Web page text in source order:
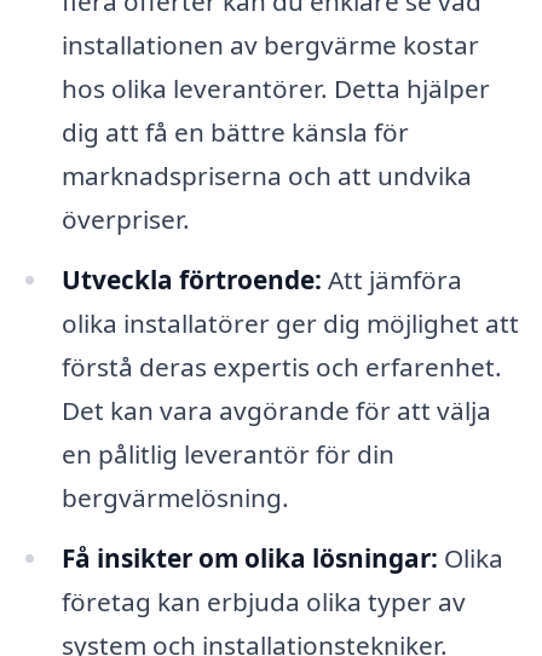
installationen av bergvärme kostar
hos olika leverantörer. Detta hjälper
dig att få en bättre känsla för
marknadspriserna och att undvika
överpriser.
Utveckla förtroende: Att jämföra
olika installatörer ger dig möjlighet att
förstå deras expertis och erfarenhet.
Det kan vara avgörande för att välja
en pålitlig leverantör för din
bergvärmelösning.
Få insikter om olika lösningar: Olika
företag kan erbjuda olika typer av
system och installationstekniker.